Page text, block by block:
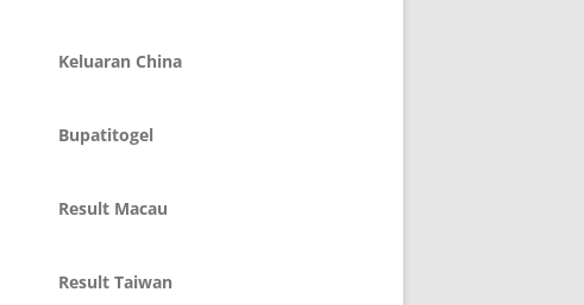
Keluaran China
Bupatitogel
Result Macau
Result Taiwan